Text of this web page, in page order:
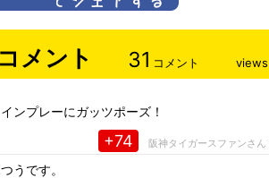
メント 31 コメント views
ンプレーにガッツポーズ！
+74 阪神タイガースファンさん
うです。